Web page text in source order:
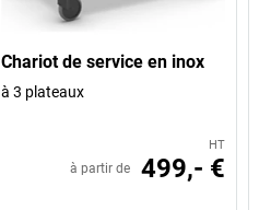
Chariot de service en inox
à 3 plateaux
HT
à partir de 499,- €